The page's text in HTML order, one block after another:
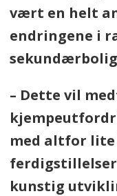
vært en helt
endringene i
– Dette vil
med altfor lite
ferdigstillelser
kunstig